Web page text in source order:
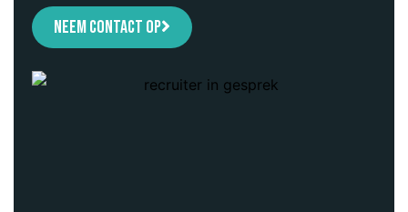
Neem contact op